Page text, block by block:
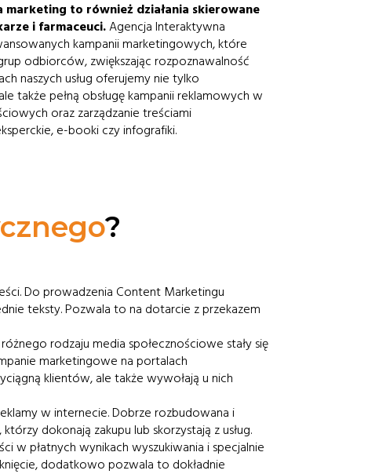
to również działania skierowane
i farmaceuci.Agencja Interaktywna
kampanii marketingowych, które
odbiorców, zwiększając rozpoznawalność
naszych usług oferujemy nie tylko
także pełną obsługę kampanii reklamowych w
oraz zarządzanie treściami
e-booki czy infografiki.
?
Do prowadzenia Content Marketingu
teksty. Pozwala to na dotarcie z przekazem
rodzaju media społecznościowe stały się
marketingowe na portalach
klientów, ale także wywołają u nich
w internecie. Dobrze rozbudowana i
dokonają zakupu lub skorzystają z usług.
w płatnych wynikach wyszukiwania i specjalnie
dodatkowo pozwala to dokładnie